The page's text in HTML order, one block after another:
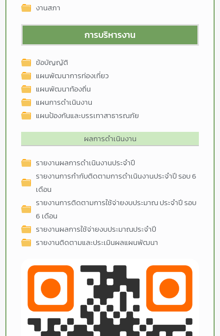
งานสภา
การบริหารงาน
ข้อบัญญัติ
แผนพัฒนาการท่องเที่ยว
แผนพัฒนาท้องถิ่น
แผนการดำเนินงาน
แผนป้องกันและบรรเทาสาธารณภัย
ผลการดำเนินงาน
รายงานผลการดำเนินงานประจำปี
รายงานการกำกับติดตามการดำเนินงานประจำปี รอบ 6
เดือน
รายงานการติดตามการใช้จ่ายงบประมาณ ประจำปี รอบ
6 เดือน
รายงานผลการใช้จ่ายงบประมาณประจำปี
รายงานติดตามและประเมินผลแผนพัฒนา